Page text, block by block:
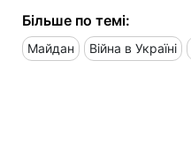
Більше по темі:
Майдан Війна в Україні